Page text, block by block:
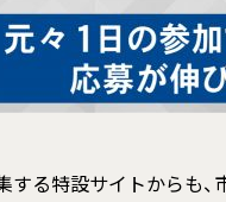
する特設サイトからも